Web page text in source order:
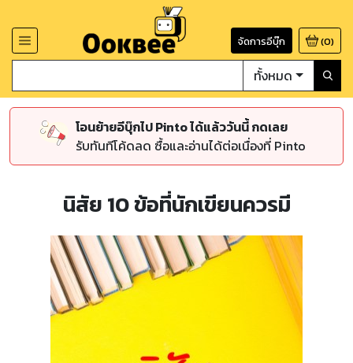
จัดการอีบุ๊ก (0)
ทั้งหมด
โอนย้ายอีบุ๊กไป Pinto ได้แล้ววันนี้ กดเลย
รับทันทีโค้ดลด ซื้อและอ่านได้ต่อเนื่องที่ Pinto
นิสัย 10 ข้อที่นักเขียนควรมี